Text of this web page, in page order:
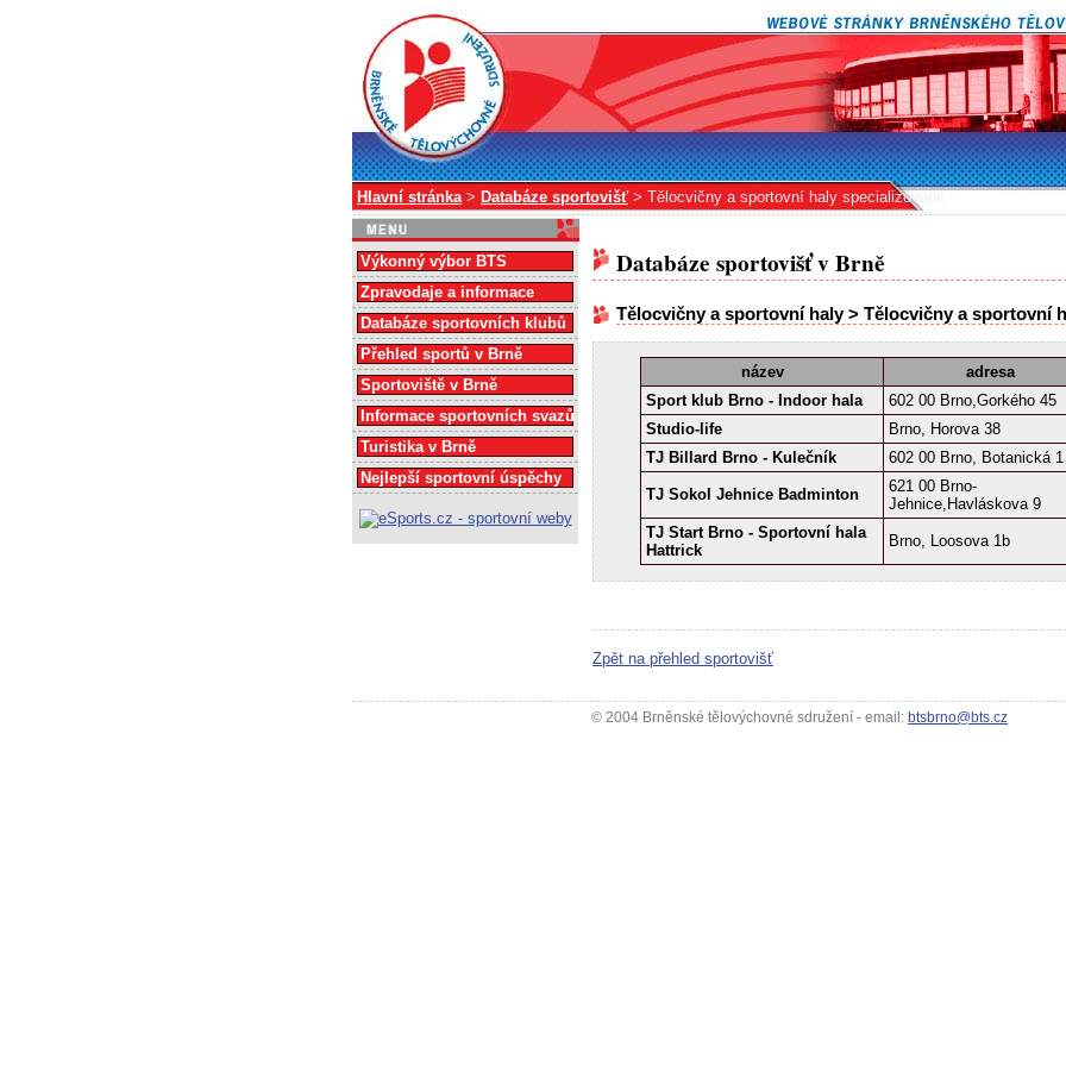
Hlavní stránka> Databáze sportovišť> Tělocvičny a sportovní haly specializované
Databáze sportovišť v Brně
Tělocvičny a sportovní haly > Tělocvičny a sportovní
název
adresa
Sport klub Brno - Indoor hala
602 00 Brno,Gorkého 45
Studio-life
Brno, Horova 38
TJ Billard Brno - Kulečník
602 00 Brno, Botanická 1
TJ Sokol Jehnice Badminton
621 00 Brno-
Jehnice,Havláskova 9
TJ Start Brno - Sportovní hala
Hattrick
Brno, Loosova 1b
Zpět na přehled sportovišť
Výkonný výbor BTS
Zpravodaje a informace
Databáze sportovních klubů
Přehled sportů v Brně
Sportoviště v Brně
Informace sportovních svazů
Turistika v Brně
Nejlepší sportovní úspěchy
© 2004 Brněnské tělovýchovné sdružení - email: btsbrno@bts.cz